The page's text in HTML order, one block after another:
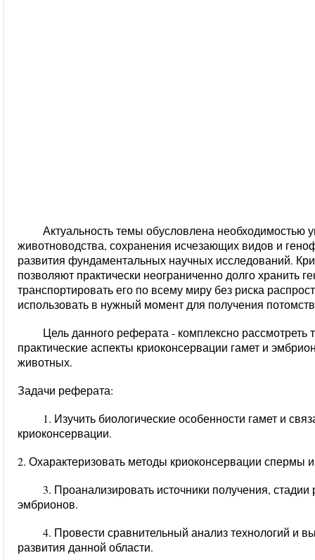
Актуальность темы обусловлена необходимостью
животноводства, сохранения исчезающих видов и
развития фундаментальных научных исследований.
позволяют практически неограниченно долго хранить
транспортировать его по всему миру без риска
использовать в нужный момент для получения
Цель данного реферата - комплексно рассмотреть
практические аспекты криоконсервации гамет и
животных.
Задачи реферата:
1. Изучить биологические особенности гамет и
криоконсервации.
2. Охарактеризовать методы криоконсервации спермы
3. Проанализировать источники получения,
эмбрионов.
4. Провести сравнительный анализ технологий и
развития данной области.